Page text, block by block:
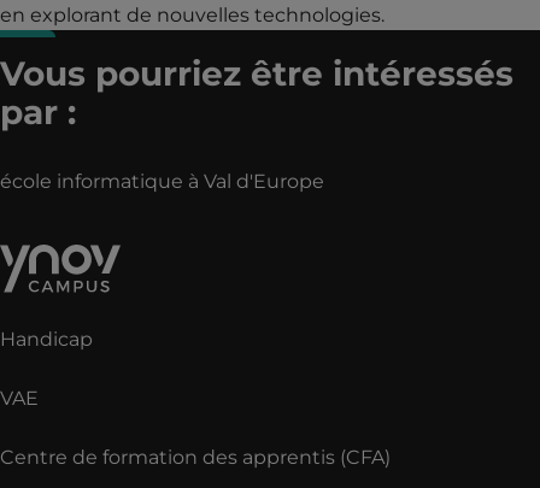
en explorant de nouvelles technologies.
Vous pourriez être intéressés
par :
école informatique à Val d'Europe
Handicap
VAE
Centre de formation des apprentis (CFA)